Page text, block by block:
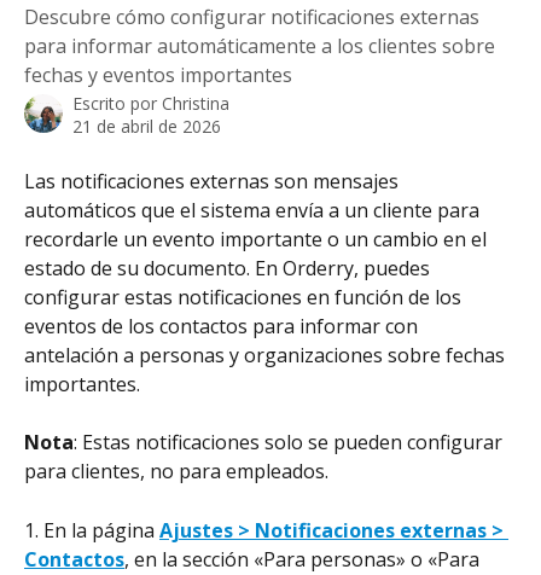
Descubre cómo configurar notificaciones externas
para informar automáticamente a los clientes sobre
fechas y eventos importantes
Escrito por Christina
21 de abril de 2026
Las notificaciones externas son mensajes
automáticos que el sistema envía a un cliente para
recordarle un evento importante o un cambio en el
estado de su documento. En Orderry, puedes
configurar estas notificaciones en función de los
eventos de los contactos para informar con
antelación a personas y organizaciones sobre fechas
importantes.
Nota: Estas notificaciones solo se pueden configurar
para clientes, no para empleados.
1. En la página Ajustes > Notificaciones externas >
Contactos, en la sección «Para personas» o «Para